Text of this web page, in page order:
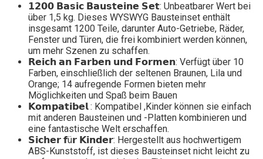
𝟭𝟮𝟬𝟬 𝗕𝗮𝘀𝗶𝗰 𝗕𝗮𝘂𝘀𝘁𝗲𝗶𝗻𝗲 𝗦𝗲𝘁: Unbeatbarer Wert bei
über 1,5 kg. Dieses WYSWYG Bausteinset enthält
insgesamt 1200 Teile, darunter Auto-Getriebe, Räder,
Fenster und Türen, die frei kombiniert werden können,
um mehr Szenen zu schaffen.
𝗥𝗲𝗶𝗰𝗵 𝗮𝗻 𝗙𝗮𝗿𝗯𝗲𝗻 𝘂𝗻𝗱 𝗙𝗼𝗿𝗺𝗲𝗻: Verfügt über 10
Farben, einschließlich der seltenen Braunen, Lila und
Orange; 14 aufregende Formen bieten mehr
Möglichkeiten und Spaß beim Bauen
𝗞𝗼𝗺𝗽𝗮𝘁𝗶𝗯𝗲𝗹 : Kompatibel ,Kinder können sie einfach
mit anderen Bausteinen und -Platten kombinieren und
eine fantastische Welt erschaffen.
𝗦𝗶𝗰𝗵𝗲𝗿 𝗳ü𝗿 𝗞𝗶𝗻𝗱𝗲𝗿: Hergestellt aus hochwertigem
ABS-Kunststoff, ist dieses Bausteinset nicht leicht zu